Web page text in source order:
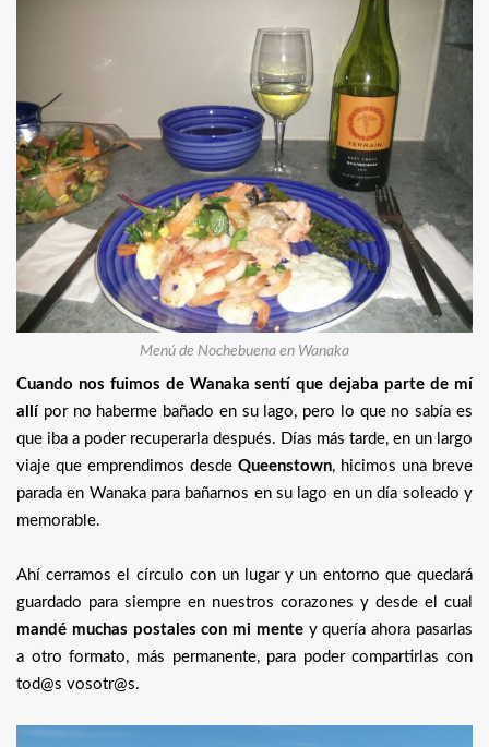
Menú de Nochebuena en Wanaka
Cuando nos fuimos de Wanaka sentí que dejaba parte de mí
allípor no haberme bañado en su lago, pero lo que no sabía es
que iba a poder recuperarla después. Días más tarde, en un largo
viaje que emprendimos desde Queenstown, hicimos una breve
parada en Wanaka para bañarnos en su lago en un día soleado y
memorable.
Ahí cerramos el círculo con un lugar y un entorno que quedará
guardado para siempre en nuestros corazones y desde el cual
mandé muchas postales con mi mentey quería ahora pasarlas
a otro formato, más permanente, para poder compartirlas con
tod@s vosotr@s.